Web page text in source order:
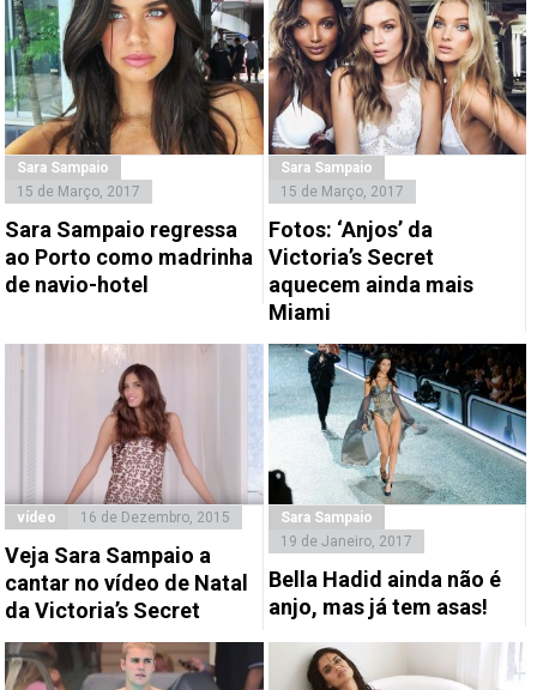
Sara Sampaio
15 de Março, 2017
Sara Sampaio regressa
ao Porto como madrinha
de navio-hotel
Sara Sampaio
15 de Março, 2017
Fotos: ‘Anjos’ da
Victoria’s Secret
aquecem ainda mais
Miami
vídeo 16 de Dezembro, 2015
Veja Sara Sampaio a
cantar no vídeo de Natal
da Victoria’s Secret
Sara Sampaio
19 de Janeiro, 2017
Bella Hadid ainda não é
anjo, mas já tem asas!